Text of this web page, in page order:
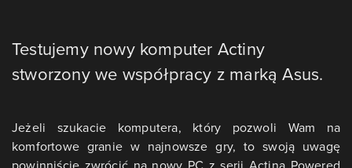
Testujemy nowy komputer Actiny
stworzony we współpracy z marką Asus.
Jeżeli szukacie komputera, który pozwoli Wam na
komfortowe granie w najnowsze gry, to swoją uwagę